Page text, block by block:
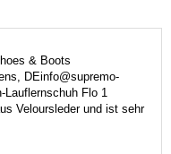
& Boots
DEinfo@supremo-
Lauflernschuh Flo 1
Veloursleder und ist sehr